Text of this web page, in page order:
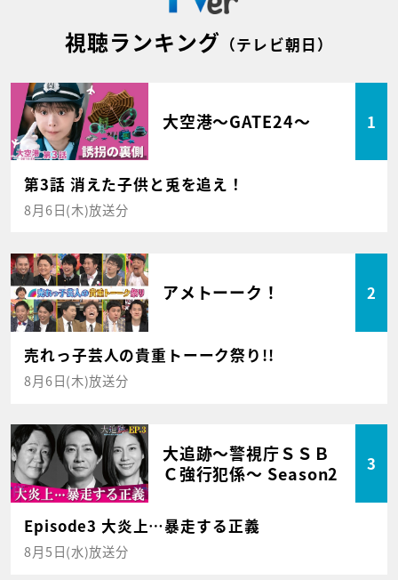
視聴ランキング （テレビ朝日）
大空港～GATE24～ 1
第3話 消えた子供と兎を追え！
8月6日(木)放送分
アメトーーク！ 2
売れっ子芸人の貴重トーーク祭り!!
8月6日(木)放送分
大追跡～警視庁ＳＳＢ
Ｃ強行犯係～ Season2
3
Episode3 大炎上…暴走する正義
8月5日(水)放送分